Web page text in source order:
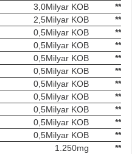
3,0Milyar KOB
**
2,5Milyar KOB
**
0,5Milyar KOB
**
0,5Milyar KOB
**
0,5Milyar KOB
**
0,5Milyar KOB
**
0,5Milyar KOB
**
0,5Milyar KOB
**
0,5Milyar KOB
**
0,5Milyar KOB
**
0,5Milyar KOB
**
1.250mg
**